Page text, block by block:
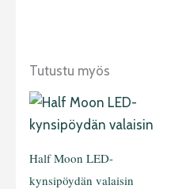
Tutustu myös
Half Moon LED-
kynsipöydän valaisin